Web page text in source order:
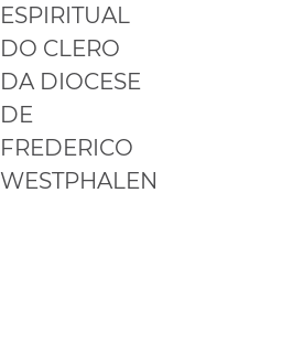
ESPIRITUAL
DO CLERO
DA DIOCESE
DE
FREDERICO
WESTPHALEN